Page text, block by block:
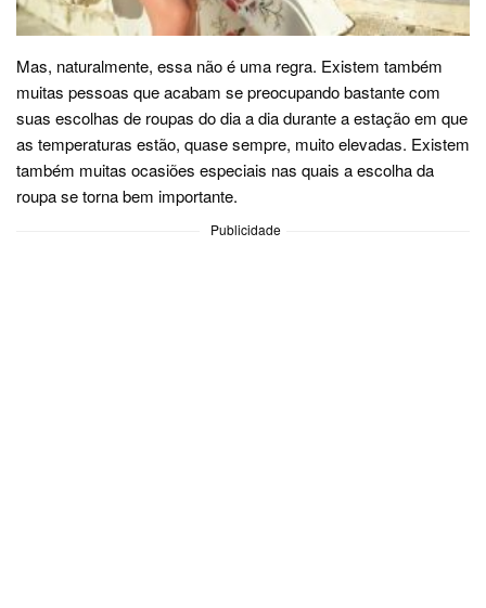
Mas, naturalmente, essa não é uma regra. Existem também
muitas pessoas que acabam se preocupando bastante com
suas escolhas de roupas do dia a dia durante a estação em que
as temperaturas estão, quase sempre, muito elevadas. Existem
também muitas ocasiões especiais nas quais a escolha da
roupa se torna bem importante.
Publicidade